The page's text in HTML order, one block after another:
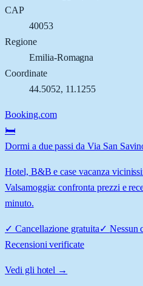
CAP
40053
Regione
Emilia-Romagna
Coordinate
44.5052, 11.1255
Booking.com
🛏️
Dormi a due passi da Via San
Hotel, B&B e case vacanza
Valsamoggia: confronta prezzi e
minuto.
✓ Cancellazione gratuita✓ Nessun
Recensioni verificate
Vedi gli hotel →